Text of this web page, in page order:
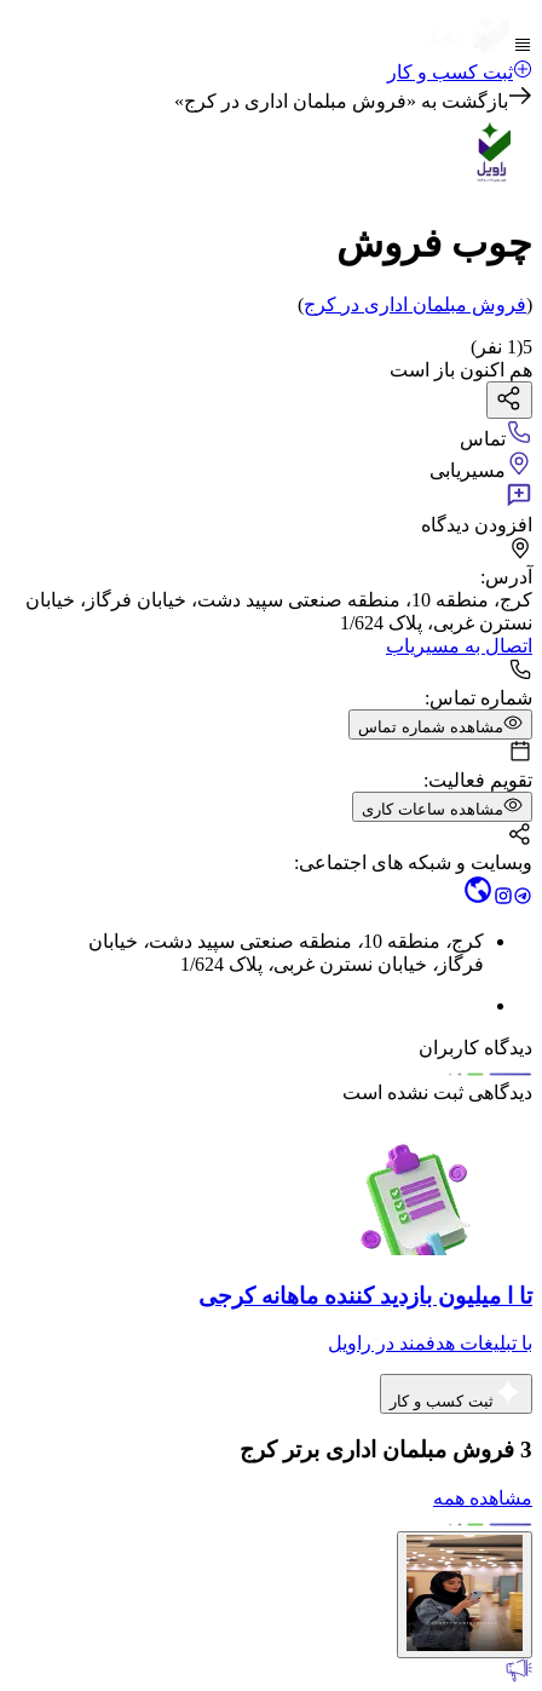
ثبت کسب و کار
بازگشت به «فروش مبلمان اداری در کرج»
چوب فروش
(فروش مبلمان اداری در کرج)
5
(
1 نفر)
هم اکنون باز است
تماس
مسیریابی
افزودن دیدگاه
آدرس:
کرج، منطقه 10، منطقه صنعتی سپید دشت، خیابان فرگاز، خیابان
نسترن غربی، پلاک 1/624
اتصال به مسیریاب
شماره تماس:
مشاهده شماره تماس
تقویم فعالیت:
مشاهده ساعات کاری
وبسایت و شبکه های اجتماعی:
کرج، منطقه 10 ، منطقه صنعتی سپید دشت، خیابان
فرگاز ، خیابان نسترن غربی، پلاک 1/624
دیدگاه کاربران
دیدگاهی ثبت نشده است
تا ا میلیون بازدید کننده ماهانه کرجی
با تبلیغات هدفمند در راویل
ثبت کسب و کار
3 فروش مبلمان اداری برتر کرج
مشاهده همه